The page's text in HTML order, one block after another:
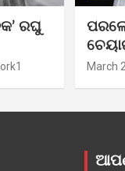
ରଘୁ
March